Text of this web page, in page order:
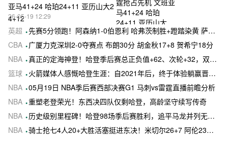
亚马41+24 哈珀24+11 亚历山大2
4+12
26-05-19 12:29
英超
先赛5分领跑！阿森纳1-0伯恩利 哈弗茨制胜+蹬踏染黄 萨卡献助攻
CBA
广厦力克深圳2-0夺赛点 布朗30分 胡金秋17+8 贺希宁18分
NBA 真正的定海神登！哈登季后赛总正负值+62、次轮+32，双数据领跑骑士全队
篮球
火箭媒体人感慨哈登生涯：自2021年后，终于体验躺赢晋级滋味
NBA 05月19日 NBA季后赛西部决赛G1 马刺vs雷霆直播前瞻分析
NBA 重塑老登荣光！东西决四队仅剩哈登，高龄坚守续写传奇
NBA
历史级别里程碑！哈登98场季后赛胜利，追平马龙并列无冠球员历史第一
NBA 骑士抢七4人20+大胜活塞挺进东决！米切尔26+7 阿伦23分 梅里尔23分 詹金斯17分